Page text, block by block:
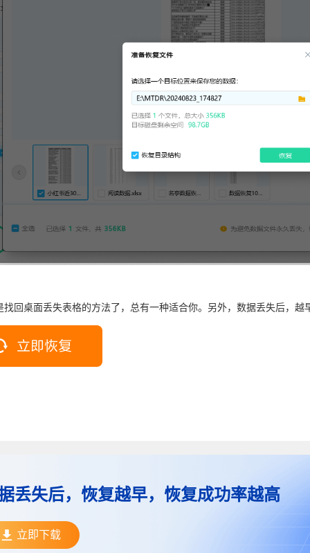
找回桌面丢失表格的方法了，总有一种适合你。另外，数据丢失后，越
丢失后，恢复越早，恢复成功率越高
立即下载